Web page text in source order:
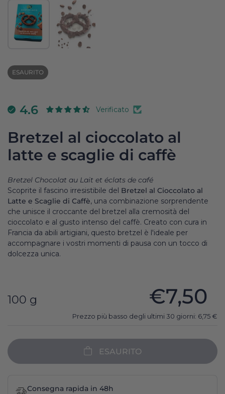
Mostra diapositiva 1Mostra diapositiva 2
ESAURITO
4.6 Verificato
Bretzel al cioccolato al
latte e scaglie di caffè
Bretzel Chocolat au Lait et éclats de café
Scoprite il fascino irresistibile del Bretzel al Cioccolato al
Latte e Scaglie di Caffè, una combinazione sorprendente
che unisce il croccante del bretzel alla cremosità del
cioccolato e al gusto intenso del caffè. Creato con cura in
Francia da abili artigiani, questo bretzel è l'ideale per
accompagnare i vostri momenti di pausa con un tocco di
dolcezza unica.
100 g €7,50
Prezzo più basso degli ultimi 30 giorni: 6,75€
ESAURITO
Consegna rapida in 48h